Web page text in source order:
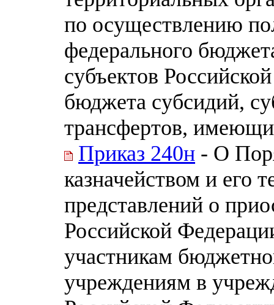
по осуществлению
федерального
субъектов
бюджета субсидий,
трансфертов,
Приказ 240н - О
казначейством и его
представлений о
Российской
участникам
учреждениям в